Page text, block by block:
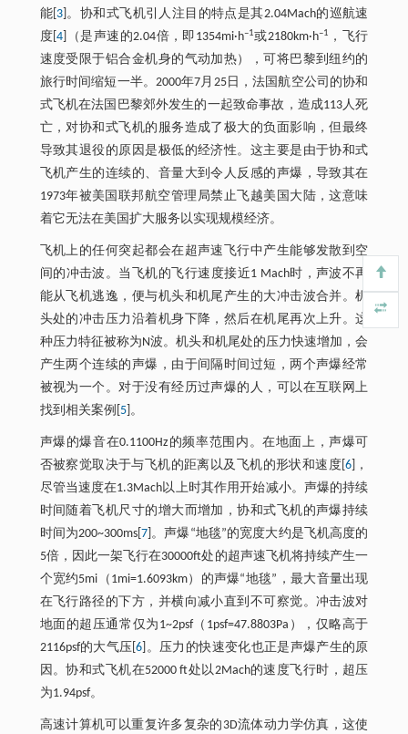
能[ 3 ]。协和式飞机引人注目的特点是其2.04Mach的巡航速
度[4 ]（是声速的2.04倍，即1354mi·h–1或2180km·h–1
，飞行
速度受限于铝合金机身的气动加热），可将巴黎到纽约的
旅行时间缩短一半。2000年7月25日，法国航空公司的协和
式飞机在法国巴黎郊外发生的一起致命事故，造成113人死
亡，对协和式飞机的服务造成了极大的负面影响，但最终
导致其退役的原因是极低的经济性。这主要是由于协和式
飞机产生的连续的、音量大到令人反感的声爆，导致其在
1973年被美国联邦航空管理局禁止飞越美国大陆，这意味
着它无法在美国扩大服务以实现规模经济。
飞机上的任何突起都会在超声速飞行中产生能够发散到空
间的冲击波。当飞机的飞行速度接近1 Mach时，声波不再
能从飞机逃逸，便与机头和机尾产生的大冲击波合并。机
头处的冲击压力沿着机身下降，然后在机尾再次上升。这
种压力特征被称为N波。机头和机尾处的压力快速增加，会
产生两个连续的声爆，由于间隔时间过短，两个声爆经常
被视为一个。对于没有经历过声爆的人，可以在互联网上
找到相关案例[ 5]。
声爆的爆音在0.1100Hz的频率范围内。在地面上，声爆可
否被察觉取决于与飞机的距离以及飞机的形状和速度[ 6]，
尽管当速度在1.3Mach以上时其作用开始减小。声爆的持续
时间随着飞机尺寸的增大而增加，协和式飞机的声爆持续
时间为200~300ms[ 7 ]。声爆“地毯”的宽度大约是飞机高度的
5倍，因此一架飞行在30000ft处的超声速飞机将持续产生一
个宽约5mi（1mi=1.6093km）的声爆“地毯”，最大音量出现
在飞行路径的下方，并横向减小直到不可察觉。冲击波对
地面的超压通常仅为1~2psf（1psf=47.8803Pa），仅略高于
2116psf的大气压[6 ]。压力的快速变化也正是声爆产生的原
因。协和式飞机在52000 ft处以2Mach的速度飞行时，超压
为1.94psf。
高速计算机可以重复许多复杂的3D流体动力学仿真，这使